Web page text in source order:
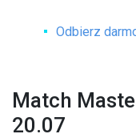
Odbierz
Match
20.07